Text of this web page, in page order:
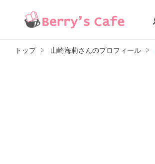
トップ 山崎海莉さんのプロフィール